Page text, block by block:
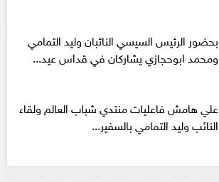
بحضور الرئيس السيسي النائبان وليد التمامي
ومحمد ابوحجازي يشاركان في قداس عيد...
علي هامش فاعليات منتدي شباب العالم ولقاء
النائب وليد التمامي بالسفير...